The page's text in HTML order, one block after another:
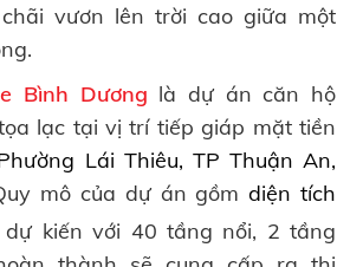
vươn lên trời cao giữa một
Bình Dương là dự án căn hộ
lạc tại vị trí tiếp giáp mặt tiền
Lái Thiêu, TP Thuận An,
mô của dự án gồmdiện tích
kiến với 40 tầng nổi, 2 tầng